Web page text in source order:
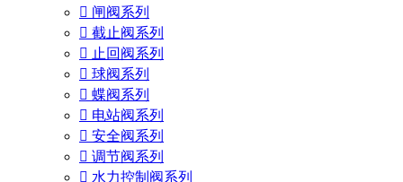
 闸阀系列
 截止阀系列
 止回阀系列
 球阀系列
 蝶阀系列
 电站阀系列
 安全阀系列
 调节阀系列
 水力控制阀系列